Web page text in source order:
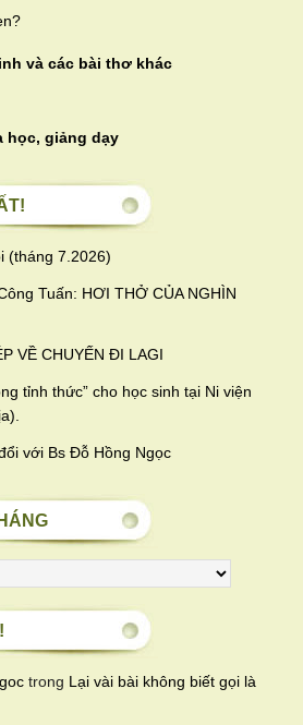
và các bài thơ khác
học, giảng dạy
(tháng 7.2026)
Tuấn: HƠI THỞ CỦA NGHÌN
VỀ CHUYẾN ĐI LAGI
tỉnh thức” cho học sinh tại Ni viện
với Bs Đỗ Hồng Ngọc
trong Lại vài bài không biết gọi là